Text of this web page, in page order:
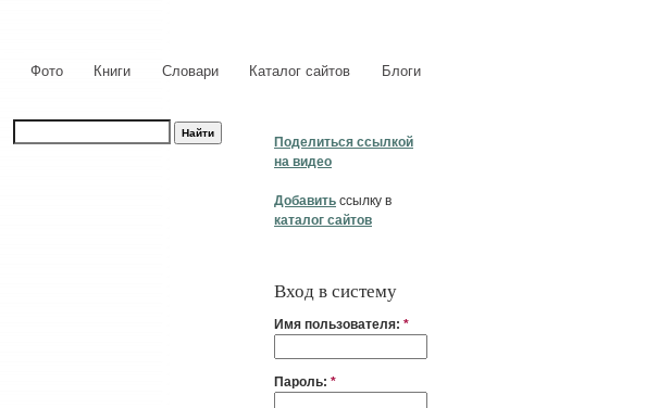
Фото Книги Словари Каталог сайтов Блоги
Поделиться ссылкой
на видео
Добавить ссылку в
каталог сайтов
Вход в систему
Имя пользователя: *
Пароль: *